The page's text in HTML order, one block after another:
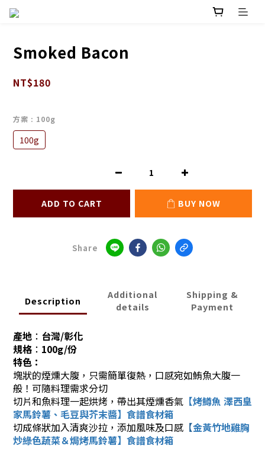
Smoked Bacon
NT$180
方案 : 100g
100g
ADD TO CART BUY NOW
Share
Description
Additional
details
Shipping &
Payment
產地 ： 台灣/彰化
規格 ： 100g/份
特色：
塊狀的煙燻大腹，只需簡單復熱，口感宛如鮪魚大腹一
般！可隨料理需求分切
切片和魚料理一起烘烤，帶出其煙燻香氣 【烤鱒魚 澤西皇
家馬鈴薯、毛豆與芥末醬】食譜食材箱
切成條狀加入清爽沙拉，添加風味及口感 【金黃竹地雞胸
炒綠色蔬菜＆焗烤馬鈴薯】食譜食材箱